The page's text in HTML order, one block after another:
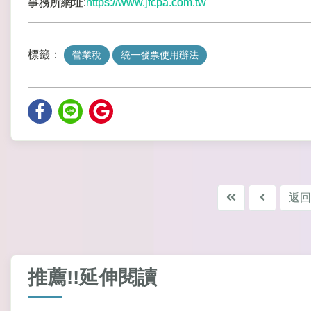
事務所網址:https://www.jfcpa.com.tw
標籤： 營業稅 統一發票使用辦法
返
推薦!!延伸閱讀